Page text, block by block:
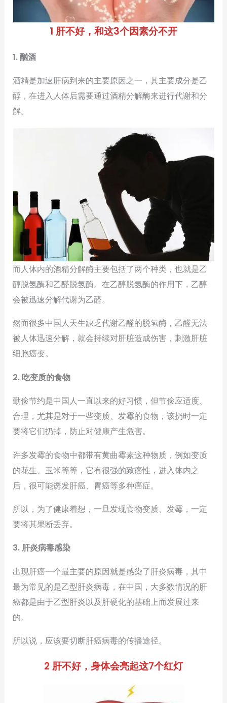
1 肝不好，和这3个因素分不开
1. 酗酒
酒精是加速肝病到来的主要原因之一，其主要成分是乙
醇，在进入人体后需要通过酒精分解酶来进行代谢和分
解。
而人体内的酒精分解酶主要包括了两个种类，也就是乙
醇脱氢酶和乙醛脱氢酶。在乙醇脱氢酶的作用下，乙醇
会被迅速分解代谢为乙醛。
然而很多中国人天生缺乏代谢乙醛的脱氢酶，乙醛无法
被人体迅速分解，就会持续对肝脏造成伤害，刺激肝脏
细胞癌变。
2. 吃变质的食物
勤俭节约是中国人一直以来的好习惯，但节俭应适度、
合理，尤其是对于一些变质、发霉的食物，该扔时一定
要将它们扔掉，防止对健康产生危害。
许多发霉的食物中都带有黄曲霉素这种物质，例如变质
的花生、玉米等等，它有很强的致癌性，进入体内之
后，很可能诱发肝癌、胃癌等多种癌症。
所以，为了健康着想，一旦发现食物变质、发霉，一定
要将其果断丢弃。
3. 肝炎病毒感染
出现肝癌一个最主要的原因就是感染了肝炎病毒，其中
最为常见的是乙型肝炎病毒，在中国，大多数情况的肝
癌都是由于乙型肝炎以及肝硬化的基础上而发展过来
的。
所以说，应该要切断肝癌病毒的传播途径。
2 肝不好，身体会亮起这7个红灯